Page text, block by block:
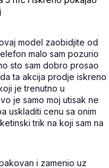
model zaobidjite od
malo sam pozurio
sto sam dobro prosao
ta akcija prodje iskreno
je trenutno u
je samo moj utisak ne
uskladiti cenu sa onim
trik na koji sam na
i zamenio uz